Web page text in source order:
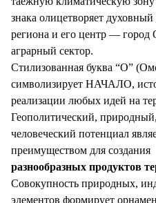
знака олицетворяет
региона и его центр —
аграрный сектор.
Стилизованная буква “О”
символизирует НАЧАЛО,
реализации любых идей на
Геополитический,
человеческий потенциал
преимуществом для создания
разнообразных продуктов
Совокупность природных,
элементов формирует